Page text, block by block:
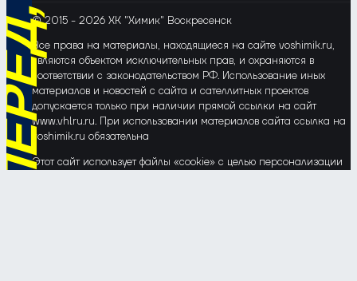
© 2015 - 2026 ХК "Химик" Воскресенск
Все права на материалы, находящиеся на сайте voshimik.ru,
являются объектом исключительных прав, и охраняются в
соответствии с законодательством РФ. Использование иных
материалов и новостей с сайта и сателлитных проектов
допускается только при наличии прямой ссылки на сайт
www.vhlru.ru. При использовании материалов сайта ссылка на
voshimik.ru обязательна
Этот сайт использует файлы «cookie» с целью персонализации